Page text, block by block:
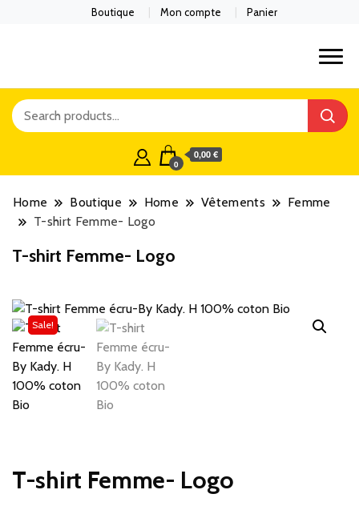
Boutique Mon compte Panier
0
0,00 €
Home Boutique Home Vêtements
Femme
T-shirt Femme- Logo
T-shirt Femme- Logo
Sale!
T-shirt Femme- Logo